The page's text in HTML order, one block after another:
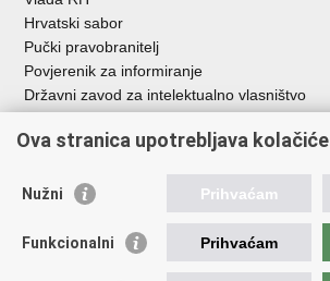
Hrvatski sabor
Pučki pravobranitelj
Povjerenik za informiranje
Državni zavod za intelektualno vlasništvo
HAKOM
Ostale poveznice
Hrvatski audiovizualni centar
Ova stranica upotrebljava kolačiće
Nužni Prihvaćam
Funkcionalni Prihvaćam